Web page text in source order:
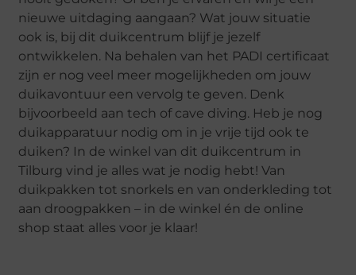
nieuwe uitdaging aangaan? Wat jouw situatie
ook is, bij dit duikcentrum blijf je jezelf
ontwikkelen. Na behalen van het PADI certificaat
zijn er nog veel meer mogelijkheden om jouw
duikavontuur een vervolg te geven. Denk
bijvoorbeeld aan tech of cave diving. Heb je nog
duikapparatuur nodig om in je vrije tijd ook te
duiken? In de winkel van dit duikcentrum in
Tilburg vind je alles wat je nodig hebt! Van
duikpakken tot snorkels en van onderkleding tot
aan droogpakken – in de winkel én de online
shop staat alles voor je klaar!